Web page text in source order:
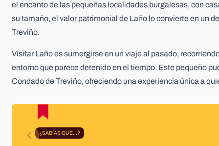
el encanto de las pequeñas localidades burgalesas, con
su tamaño, el valor patrimonial de Laño lo convierte en un
Treviño.
Visitar Laño es sumergirse en un viaje al pasado,
entorno que parece detenido en el tiempo. Este pequeño
Condado de Treviño, ofreciendo una experiencia única a
¿SABÍAS QUE...?